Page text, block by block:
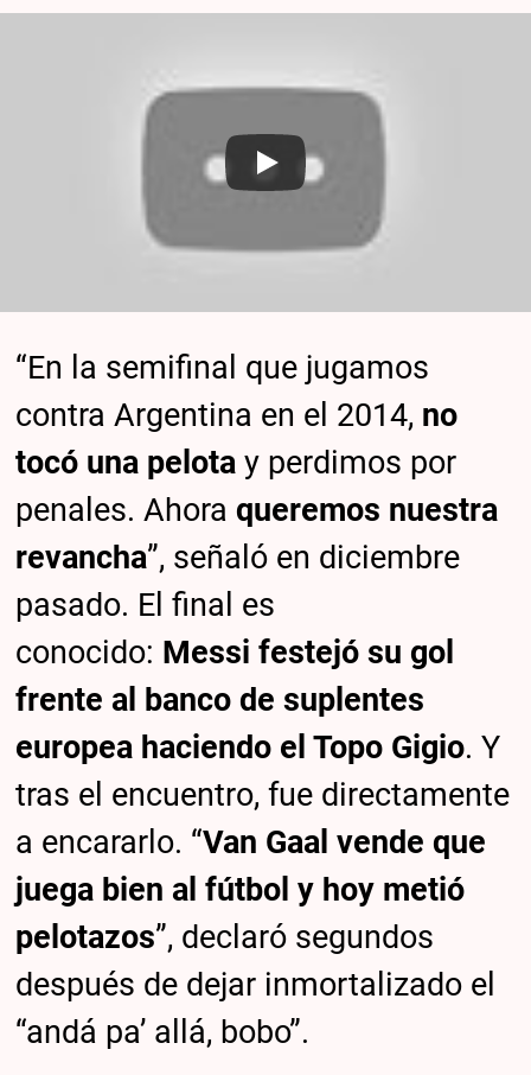
“En la semifinal que jugamos
contra Argentina en el 2014, no
tocó una pelota y perdimos por
penales. Ahoraqueremos nuestra
revancha”, señaló en diciembre
pasado. El final es
conocido: Messi festejó su gol
frente al banco de suplentes
europea haciendo el Topo Gigio. Y
tras el encuentro, fue directamente
a encararlo. “Van Gaal vende que
juega bien al fútbol y hoy metió
pelotazos”, declaró segundos
después de dejar inmortalizado el
“andá pa’ allá, bobo”.